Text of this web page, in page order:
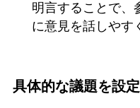
明言することで、
に意見を話しやす
具体的な議題を設